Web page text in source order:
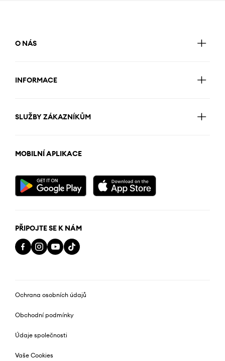
O NÁS
INFORMACE
SLUŽBY ZÁKAZNÍKŮM
MOBILNÍ APLIKACE
PŘIPOJTE SE K NÁM
Ochrana osobních údajů
Obchodní podmínky
Údaje společnosti
Vaše Cookies